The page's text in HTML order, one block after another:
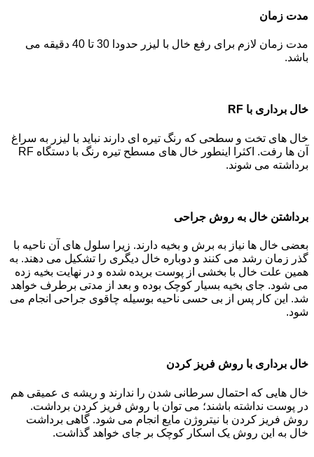
مدت زمان
مدت زمان لازم برای رفع خال با لیزر حدودا 30 تا 40 دقیقه می
باشد.
خال برداری با RF
خال های تخت و سطحی که رنگ تیره ای دارند نباید با لیزر به سراغ
آن ها رفت. اکثرا اینطور خال های مسطح تیره رنگ با دستگاه RF
برداشته می شوند.
برداشتن خال به روش جراحی
بعضی خال ها نیاز به برش و بخیه دارند. زیرا سلول های آن ناحیه با
گذر زمان رشد می کنند و دوباره خال دیگری را تشکیل می دهند. به
همین علت خال با بخشی از پوست بریده شده و در نهایت بخیه زده
می شود. جای بخیه بسیار کوچک بوده و بعد از مدتی برطرف خواهد
شد. این کار پس از بی حسی ناحیه بوسیله چاقوی جراحی انجام می
شود.
خال برداری با روش فریز کردن
خال هایی که احتمال سرطانی شدن را ندارند و ریشه ی عمیقی هم
در پوست نداشته باشند؛ می توان با روش فریز کردن برداشت.
روش فریز کردن با نیتروژن مایع انجام می شود. گاهی برداشت
خال به این روش یک اسکار کوچک بر جای خواهد گذاشت.